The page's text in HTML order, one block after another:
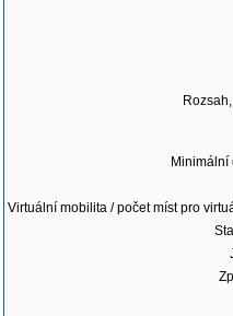
Minimální
Virtuální mobilita / počet míst pro